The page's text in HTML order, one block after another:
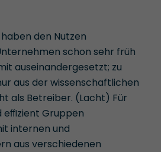
den Nutzen
schon sehr früh
auseinandergesetzt; zu
aus der wissenschaftlichen
als Betreiber. (Lacht) Für
eﬃzient Gruppen
internen und
aus verschiedenen